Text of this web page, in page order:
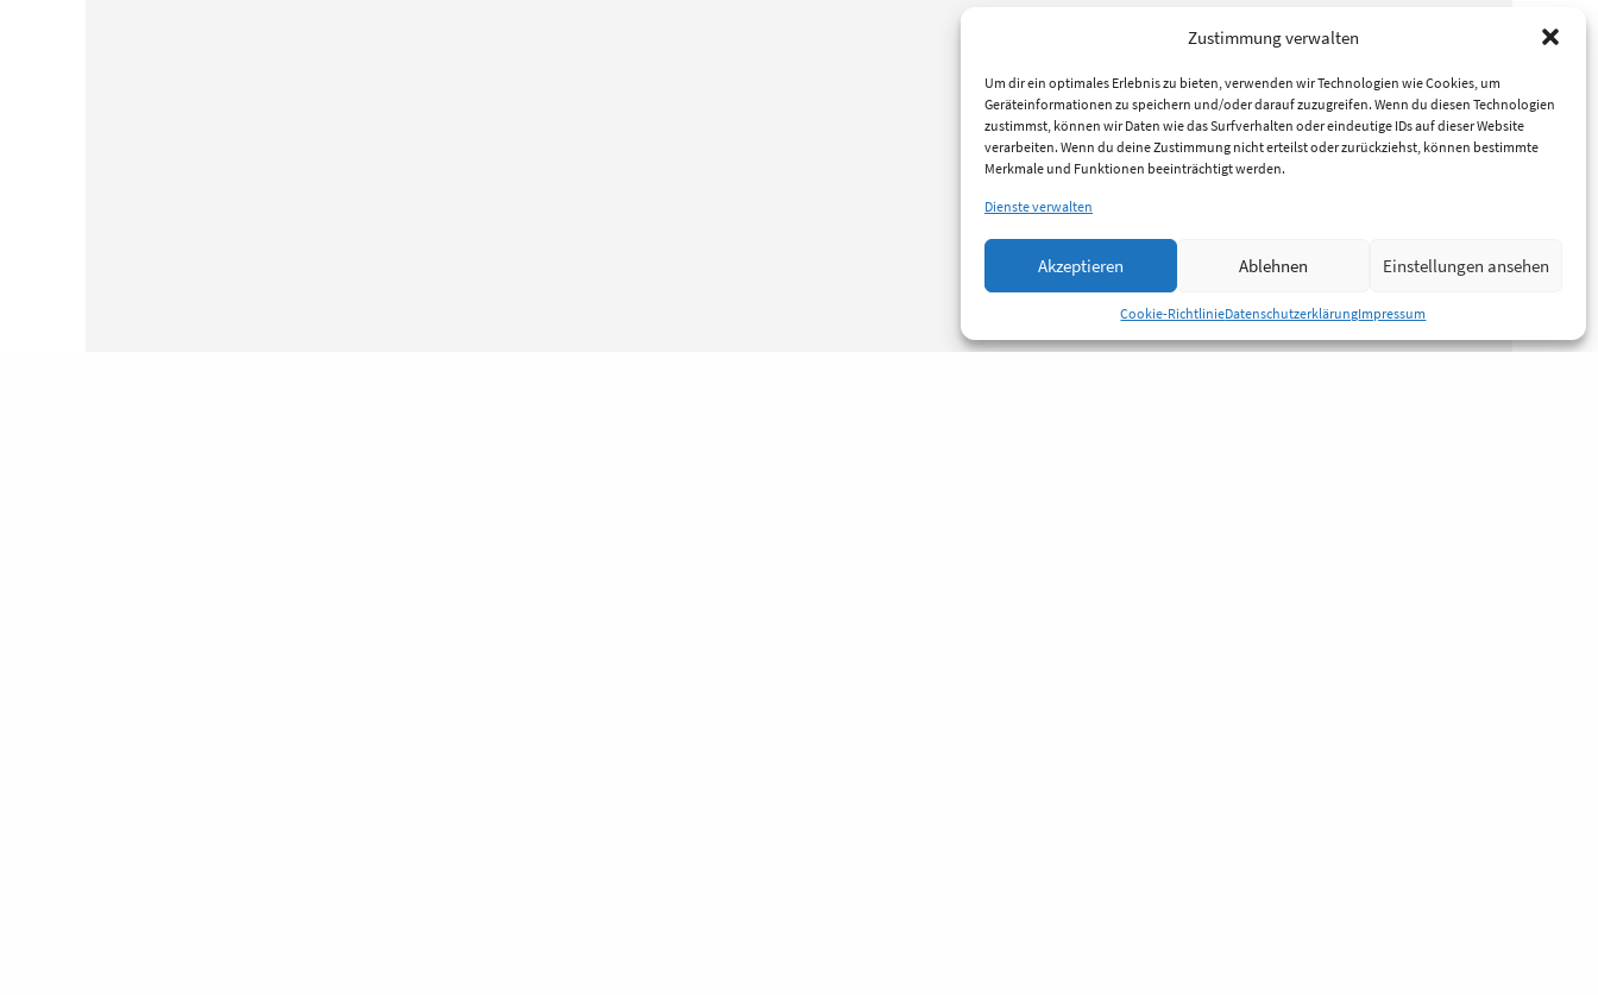
Zustimmung verwalten
Um dir ein optimales Erlebnis zu bieten, verwenden wir Technologien wie Cookies, um
Geräteinformationen zu speichern und/oder darauf zuzugreifen. Wenn du diesen Technologien
zustimmst, können wir Daten wie das Surfverhalten oder eindeutige IDs auf dieser Website
verarbeiten. Wenn du deine Zustimmung nicht erteilst oder zurückziehst, können bestimmte
Merkmale und Funktionen beeinträchtigt werden.
Dienste verwalten
Akzeptieren Ablehnen Einstellungen ansehen
Cookie-RichtlinieDatenschutzerklärungImpressum